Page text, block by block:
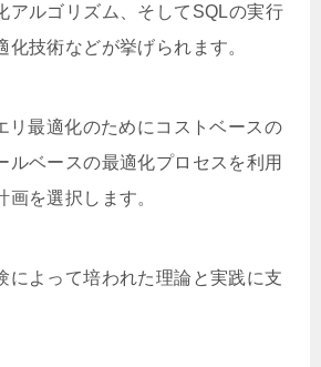
アルゴリズム、そしてSQLの実行
化技術などが挙げられます。
リ最適化のためにコストベースの
ルベースの最適化プロセスを利用
画を選択します。
によって培われた理論と実践に支